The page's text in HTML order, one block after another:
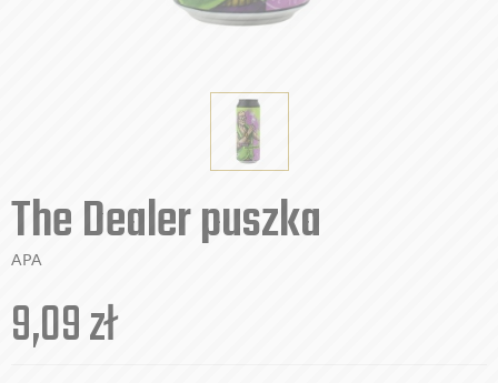
The Dealer puszka
APA
9,09zł